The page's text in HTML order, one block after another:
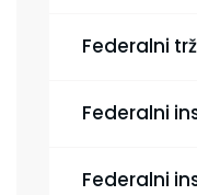
Federalni
Federalni
Federalni